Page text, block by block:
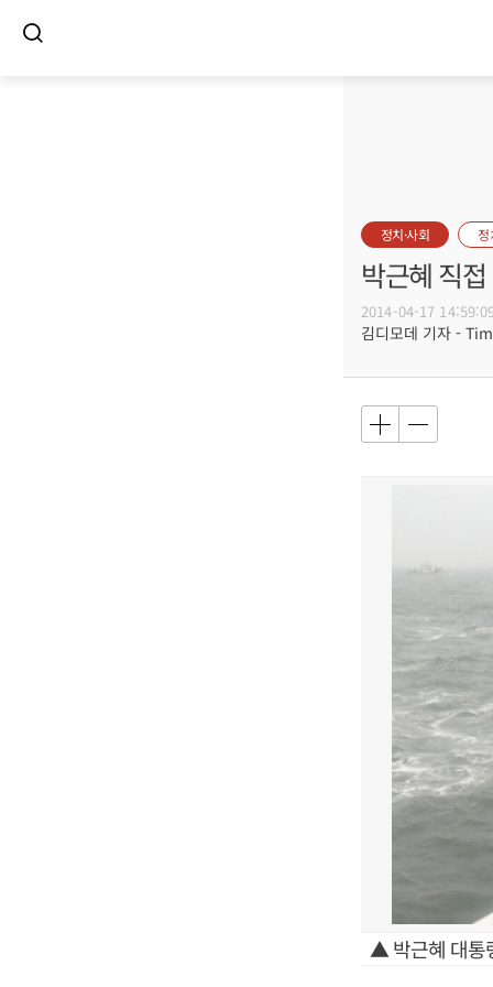
정치·사회 정
박근혜 직
2014-04-17
김디모데 기자 -
▲ 박근혜 대통